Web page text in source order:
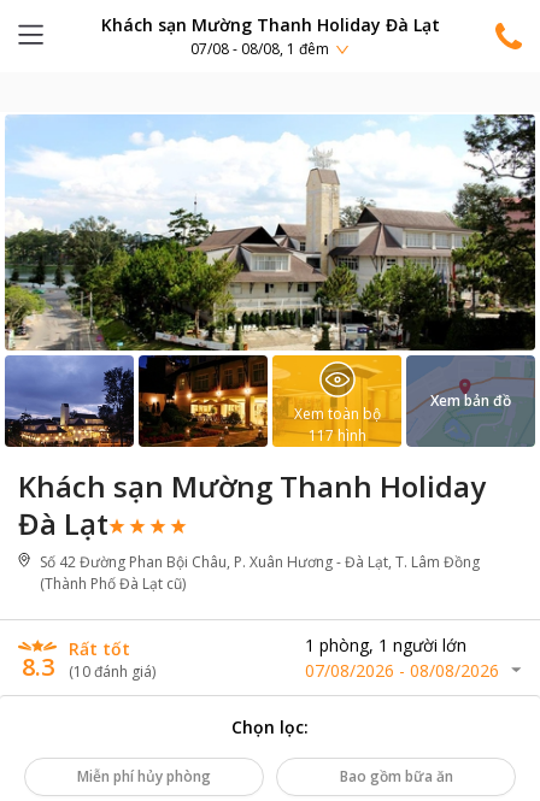
Khách sạn Mường Thanh Holiday Đà Lạt
07/08 - 08/08, 1 đêm
Khách sạn Mường Thanh Holiday
Đà Lạt
Số 42 Đường Phan Bội Châu, P. Xuân Hương - Đà Lạt, T. Lâm Đồng
(Thành Phố Đà Lạt cũ)
8.3
Rất tốt
(10đánh giá)
1 phòng, 1 người lớn
07/08/2026 - 08/08/2026
Xem toàn bộ
117 hình
Xem bản đồ
Chọn lọc:
Miễn phí hủy phòng Bao gồm bữa ăn